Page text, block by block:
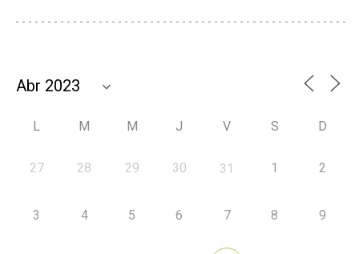
L M M J V S D
27 28 29 30 31 1 2
3 4 5 6 7 8 9